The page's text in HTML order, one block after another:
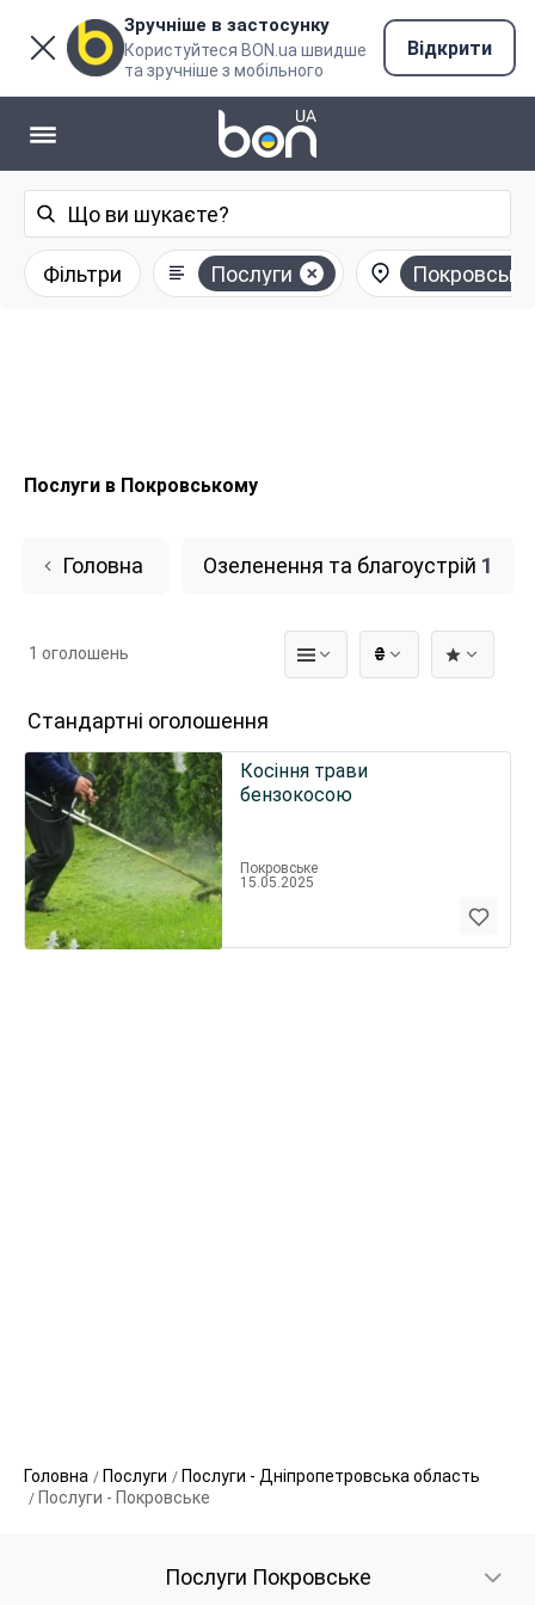
Зручніше в застосунку
Користуйтеся BON.ua швидше
та зручніше з мобільного
Відкрити
Фільтри Послуги Покровське
Послуги в Покровському
Головна Озеленення та благоустрій 1
₴
1 оголошень
Стандартні оголошення
Косіння трави
бензокосою
Покровське
15.05.2025
Головна Послуги
Послуги - Дніпропетровська область
Послуги - Покровське
Послуги Покровське